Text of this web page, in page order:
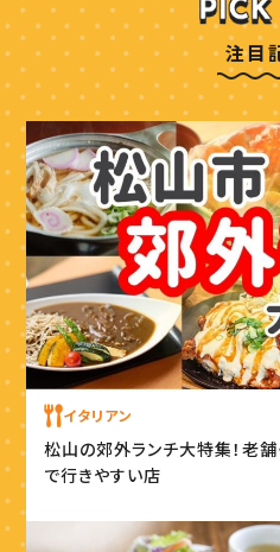
注目
イタリアン
松山の郊外ランチ大特集！老
で行きやすい店